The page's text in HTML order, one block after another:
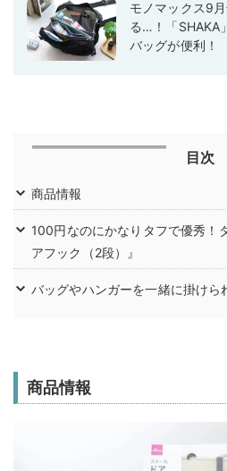
モノマックス9
る…！「SHAKA
バッグが便利！
目次
商品情報
100円なのにかなりタフで優秀！
アフック（2段）』
バッグやハンガーを一緒に掛けら
商品情報